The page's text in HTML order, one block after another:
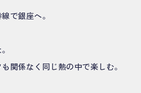
で銀座へ。
関係なく同じ熱の中で楽しむ。